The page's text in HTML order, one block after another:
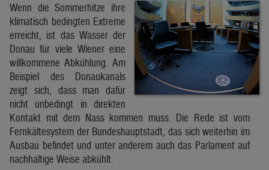
Wenn die Sommerhitze ihre
klimatisch bedingten Extreme
erreicht, ist das Wasser der
Donau für viele Wiener eine
willkommene Abkühlung. Am
Beispiel des Donaukanals
zeigt sich, dass man dafür
nicht unbedingt in direkten
Kontakt mit dem Nass kommen muss. Die Rede ist vom
Fernkältesystem der Bundeshauptstadt, das sich weiterhin im
Ausbau befindet und unter anderem auch das Parlament auf
nachhaltige Weise abkühlt.